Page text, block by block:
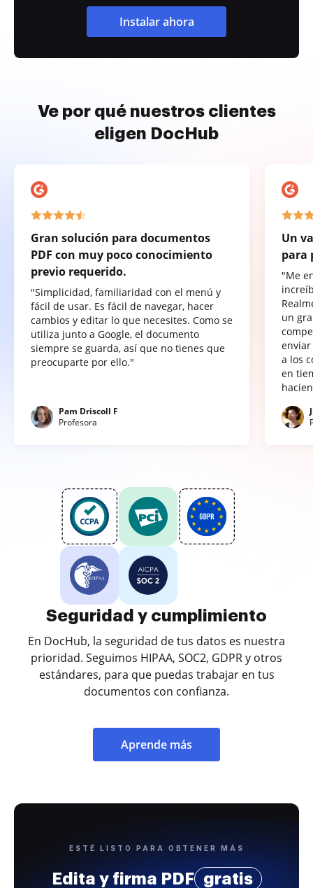
Instalar ahora
Ve por qué nuestros clientes
eligen DocHub
Gran solución para documentos
PDF con muy poco conocimiento
previo requerido.
"Simplicidad, familiaridad con el menú y
fácil de usar. Es fácil de navegar, hacer
cambios y editar lo que necesites. Como se
utiliza junto a Google, el documento
siempre se guarda, así que no tienes que
preocuparte por ello."
Pam Driscoll F
Profesora
Un
para
"Me
un
a los
en
Seguridad y cumplimiento
En DocHub, la seguridad de tus datos es nuestra
prioridad. Seguimos HIPAA, SOC2, GDPR y otros
estándares, para que puedas trabajar en tus
documentos con confianza.
Aprende más
ESTÉ LISTO PARA OBTENER MÁS
Edita y firma PDF gratis